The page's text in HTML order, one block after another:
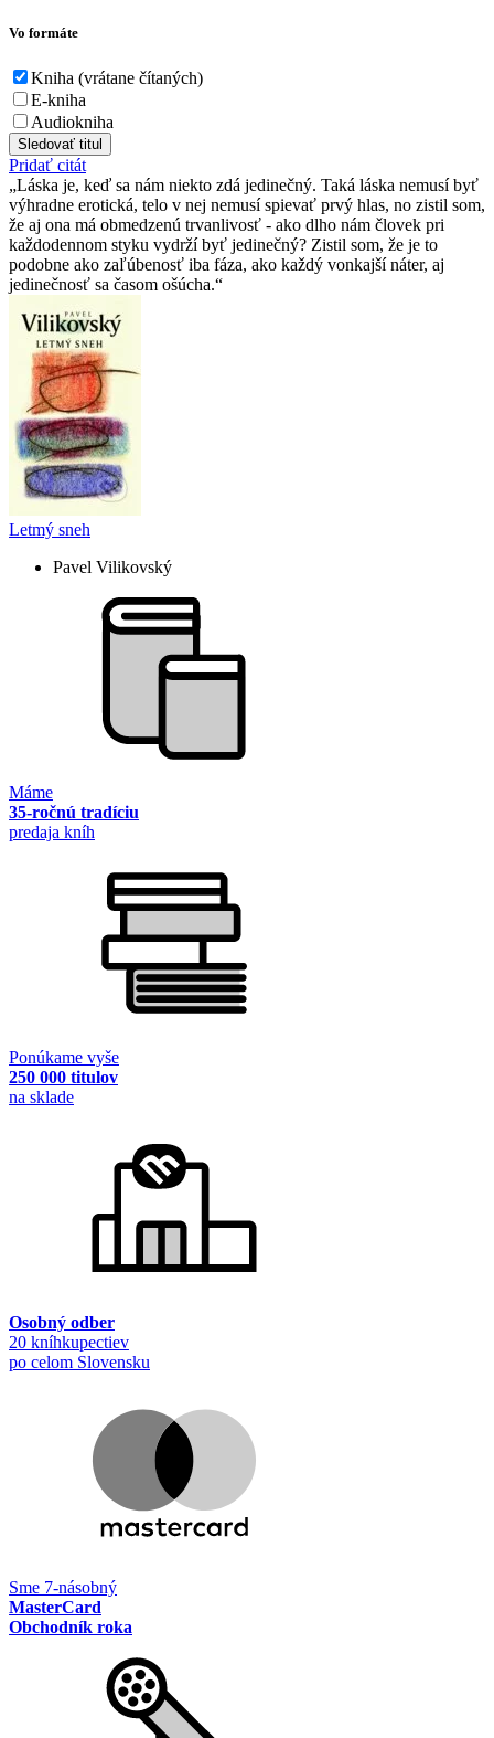
Vo formáte
Kniha (vrátane čítaných)
E-kniha
Audiokniha
Sledovať titul
Pridať citát
Láska je, keď sa nám niekto zdá jedinečný. Taká láska nemusí byť
výhradne erotická, telo v nej nemusí spievať prvý hlas, no zistil som,
že aj ona má obmedzenú trvanlivosť - ako dlho nám človek pri
každodennom styku vydrží byť jedinečný? Zistil som, že je to
podobne ako zaľúbenosť iba fáza, ako každý vonkajší náter, aj
jedinečnosť sa časom ošúcha.
Letmý sneh
Pavel Vilikovský
Máme
35-ročnú tradíciu
predaja kníh
Ponúkame vyše
250 000 titulov
na sklade
Osobný odber
20 kníhkupectiev
po celom Slovensku
Sme 7-násobný
MasterCard
Obchodník roka